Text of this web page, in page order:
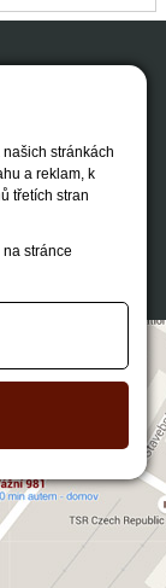
stránkách
a reklam, k
třetích stran
stránce